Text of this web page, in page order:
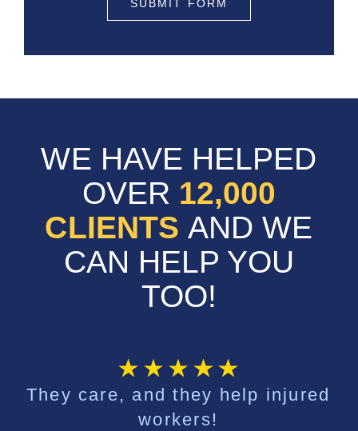
SUBMIT FORM
WE HAVE HELPED
OVER 12,000
CLIENTSAND WE
CAN HELP YOU
TOO!
They care, and they help injured
workers!